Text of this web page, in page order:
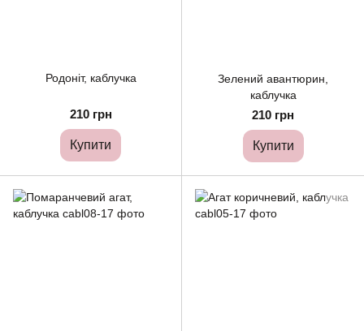
Родоніт, каблучка
210 грн
Купити
Зелений авантюрин,
каблучка
210 грн
Купити